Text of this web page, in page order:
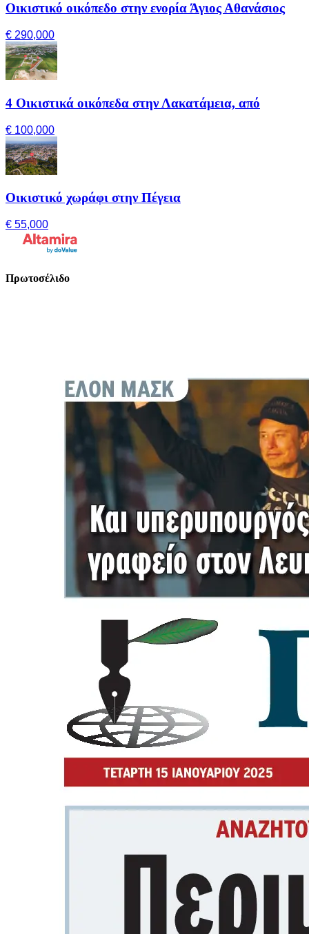
Οικιστικό οικόπεδο στην ενορία Άγιος Αθανάσιος
€ 290,000
4 Οικιστικά οικόπεδα στην Λακατάμεια, από
€ 100,000
Οικιστικό χωράφι στην Πέγεια
€ 55,000
Πρωτοσέλιδο